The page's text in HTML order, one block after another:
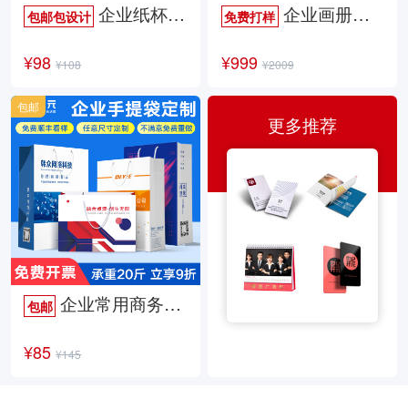
包邮包设计 企业纸杯定制
¥98 ¥108
免费打样企业画册定制
¥999 ¥2009
包邮 企业常用商务手提袋
¥85 ¥145
包邮
更多推荐